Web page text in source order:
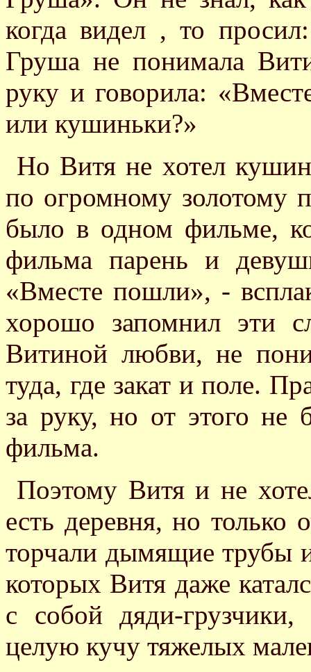
когда видел , то
Груша не понимала
руку и говорила:
или кушиньки?»
Но Витя не хотел
по огромному золотому
было в одном фильме,
фильма парень и
«Вместе пошли», -
хорошо запомнил эти
Витиной любви, не
туда, где закат и поле.
за руку, но от этого не
фильма.
Поэтому Витя и не
есть деревня, но только
торчали дымящие трубы
которых Витя даже
с собой дяди-
целую кучу тяжелых